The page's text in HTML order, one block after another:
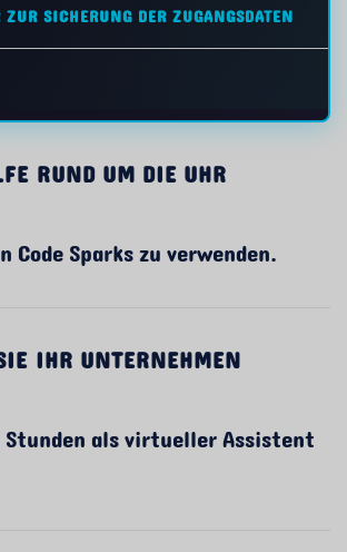
SICHERUNG DER ZUGANGSDATEN
RUND UM DIE UHR
Code Sparks zu verwenden.
IHR UNTERNEHMEN
als virtueller Assistent